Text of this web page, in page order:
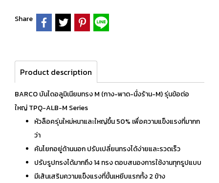
Share
Product description
BARCO บันไดอลูมิเนียมทรง M (กาง-พาด-นั่งร้าน-M) รุ่นข้อต่อ
ใหญ่ TPQ-ALB-M Series
หัวล็อครุ่นใหม่หนาและใหญ่ขึ้น 50% เพื่อความแข็งแรงที่มากก
ว่า
คันโยกอยู่ด้านนอก ปรับเปลี่ยนทรงได้ง่ายและรวดเร็ว
ปรับรูปทรงได้มากถึง 14 ทรง ตอบสนองการใช้งานทุกรูปแบบ
มีเส้นเสริมความแข็งแรงที่ขั้นเหยีบแรกทั้ง 2 ข้าง